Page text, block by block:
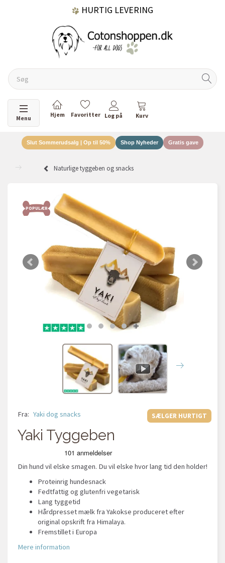
HURTIG LEVERING
60 DAGES RETURRET
Skifte navigation
Menu
Slut Sommerudsalg | Op til 50% Shop Nyheder Gratis gave
Naturlige tyggeben og snacks
SÆLGER HURTIGT
POPULÆR
Fra: Yaki dog snacks
Yaki Tyggeben
Din hund vil elske smagen. Du vil elske hvor lang tid den holder!
Proteinrig hundesnack
Fedtfattig og glutenfri vegetarisk
Lang tyggetid
Hårdpresset mælk fra Yakokse produceret efter
original opskrift fra Himalaya.
Fremstillet i Europa
Mere information